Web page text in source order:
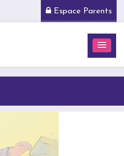
Espace Parents